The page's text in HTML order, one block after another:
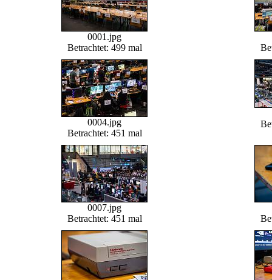
0001.jpg
Betrachtet: 499 mal
0004.jpg
Betrachtet: 451 mal
0007.jpg
Betrachtet: 451 mal